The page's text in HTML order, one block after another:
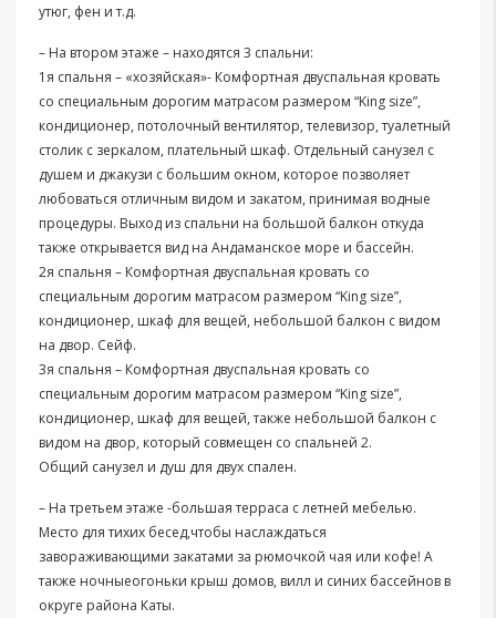
утюг, фен и т.д.
– На втором этаже – находятся 3 спальни:
1я спальня – «хозяйская»- Комфортная двуспальная кровать
со специальным дорогим матрасом размером “King size”,
кондиционер, потолочный вентилятор, телевизор, туалетный
столик с зеркалом, плательный шкаф. Отдельный санузел с
душем и джакузи с большим окном, которое позволяет
любоваться отличным видом и закатом, принимая водные
процедуры. Выход из спальни на большой балкон откуда
также открывается вид на Андаманское море и бассейн.
2я спальня – Комфортная двуспальная кровать со
специальным дорогим матрасом размером “King size”,
кондиционер, шкаф для вещей, небольшой балкон с видом
на двор. Сейф.
3я спальня – Комфортная двуспальная кровать со
специальным дорогим матрасом размером “King size”,
кондиционер, шкаф для вещей, также небольшой балкон с
видом на двор, который совмещен со спальней 2.
Общий санузел и душ для двух спален.
– На третьем этаже -большая терраса с летней мебелью.
Место для тихих бесед,чтобы наслаждаться
завораживающими закатами за рюмочкой чая или кофе! А
также ночныеогоньки крыш домов, вилл и синих бассейнов в
округе района Каты.